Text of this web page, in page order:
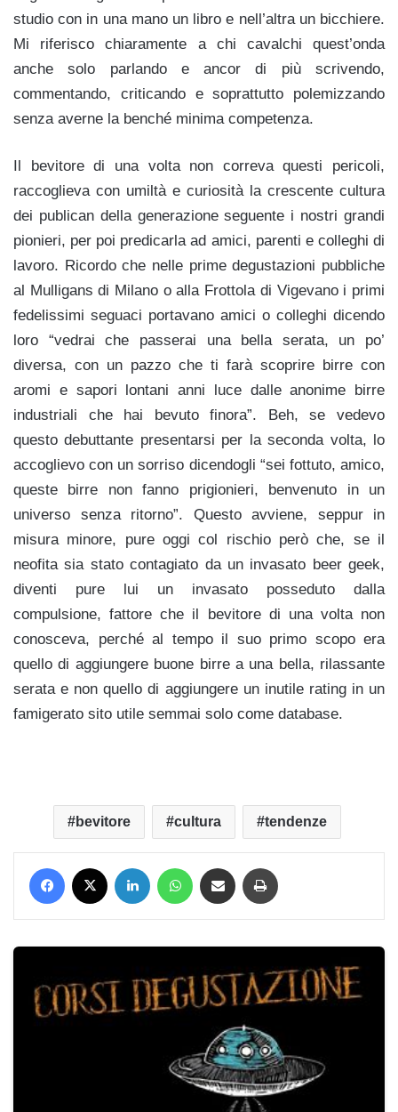
studio con in una mano un libro e nell’altra un bicchiere.
Mi riferisco chiaramente a chi cavalchi quest’onda
anche solo parlando e ancor di più scrivendo,
commentando, criticando e soprattutto polemizzando
senza averne la benché minima competenza.
Il bevitore di una volta non correva questi pericoli,
raccoglieva con umiltà e curiosità la crescente cultura
dei publican della generazione seguente i nostri grandi
pionieri, per poi predicarla ad amici, parenti e colleghi di
lavoro. Ricordo che nelle prime degustazioni pubbliche
al Mulligans di Milano o alla Frottola di Vigevano i primi
fedelissimi seguaci portavano amici o colleghi dicendo
loro “vedrai che passerai una bella serata, un po’
diversa, con un pazzo che ti farà scoprire birre con
aromi e sapori lontani anni luce dalle anonime birre
industriali che hai bevuto finora”. Beh, se vedevo
questo debuttante presentarsi per la seconda volta, lo
accoglievo con un sorriso dicendogli “sei fottuto, amico,
queste birre non fanno prigionieri, benvenuto in un
universo senza ritorno”. Questo avviene, seppur in
misura minore, pure oggi col rischio però che, se il
neofita sia stato contagiato da un invasato beer geek,
diventi pure lui un invasato posseduto dalla
compulsione, fattore che il bevitore di una volta non
conosceva, perché al tempo il suo primo scopo era
quello di aggiungere buone birre a una bella, rilassante
serata e non quello di aggiungere un inutile rating in un
famigerato sito utile semmai solo come database.
bevitore cultura tendenze
Facebook LinkedIn WhatsApp Condividi via mail